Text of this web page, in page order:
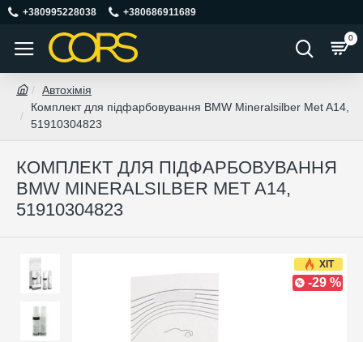
+380995228038 +380686911689
0
Автохімія
Комплект для підфарбовування BMW Mineralsilber Met A14,
51910304823
КОМПЛЕКТ ДЛЯ ПІДФАРБОВУВАННЯ
BMW MINERALSILBER MET A14,
51910304823
ХІТ
-29 %